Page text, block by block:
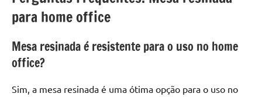
para home office
Mesa resinada é resistente para o uso no home
office?
Sim, a mesa resinada é uma ótima opção para o uso no